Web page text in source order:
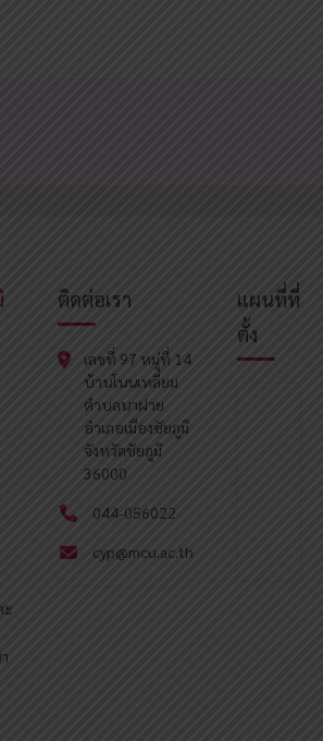
ะ
ติดต่อเรา
เลขที่ 97 หมู่ที่ 14
บ้านโนนเหลี่ยม
ตำบลนาฝาย
อำเภอเมืองชัยภูมิ
จังหวัดชัยภูมิ
36000
044-056022
cyp@mcu.ac.th
แผนที่ที่
ตั้ง